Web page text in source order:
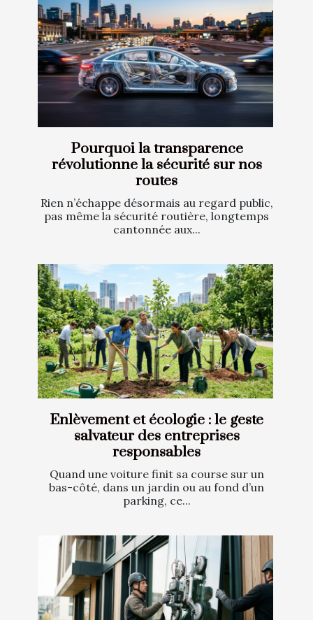
Pourquoi la transparence
révolutionne la sécurité sur nos
routes
Rien n’échappe désormais au regard public,
pas même la sécurité routière, longtemps
cantonnée aux...
Enlèvement et écologie : le geste
salvateur des entreprises
responsables
Quand une voiture finit sa course sur un
bas-côté, dans un jardin ou au fond d’un
parking, ce...